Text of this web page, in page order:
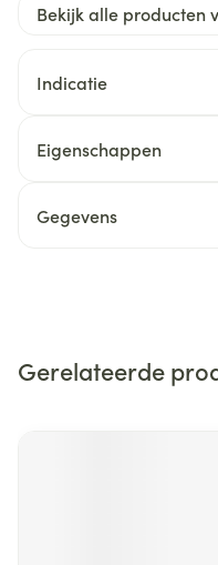
Bekijk alle producten
Indicatie
Eigenschappen
Gegevens
Gerelateerde